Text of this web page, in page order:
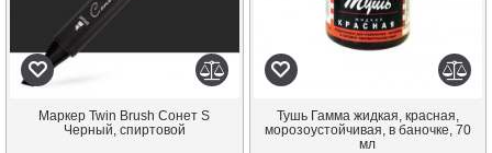
Маркер Twin Brush Сонет S
Черный, спиртовой
Тушь Гамма жидкая, красная,
морозоустойчивая, в баночке, 70
мл